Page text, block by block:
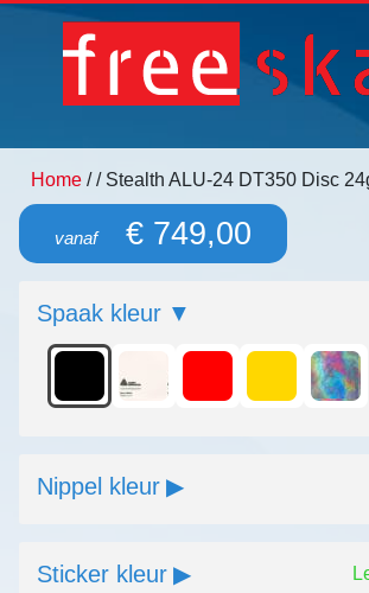
Home // Stealth ALU-24 DT350 Disc
vanaf€ 749,00
Spaak kleur
Nippel kleur
Sticker kleur